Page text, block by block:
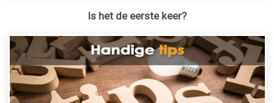
Is het de eerste keer?